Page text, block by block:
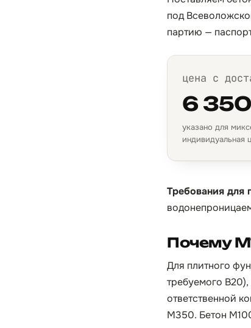
под
партию —
цена с
6
указано для
индивидуальная
Требования для
Почему
Для плитного
требуемого
ответственной
М350. Бетон